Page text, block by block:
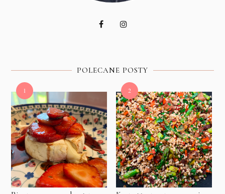
POLECANE POSTY